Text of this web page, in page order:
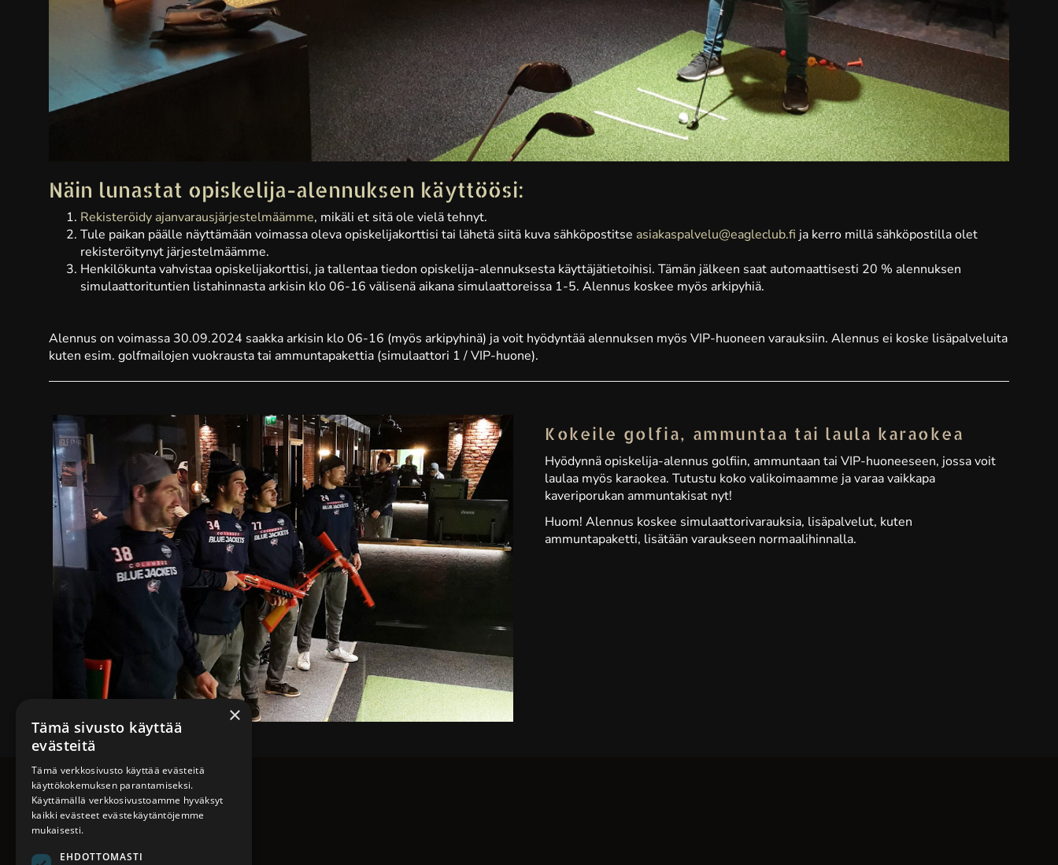
Näin lunastat opiskelija-alennuksen käyttöösi:
Rekisteröidy ajanvarausjärjestelmäämme, mikäli et sitä ole vielä tehnyt.
Tule paikan päälle näyttämään voimassa oleva opiskelijakorttisi tai lähetä siitä kuva sähköpostitse asiakaspalvelu@eagleclub.fi ja kerro millä sähköpostilla olet
rekisteröitynyt järjestelmäämme.
Henkilökunta vahvistaa opiskelijakorttisi, ja tallentaa tiedon opiskelija-alennuksesta käyttäjätietoihisi. Tämän jälkeen saat automaattisesti 20 % alennuksen
simulaattorituntien listahinnasta arkisin klo 06-16 välisenä aikana simulaattoreissa 1-5. Alennus koskee myös arkipyhiä.
Alennus on voimassa 30.09.2024 saakka arkisin klo 06-16 (myös arkipyhinä) ja voit hyödyntää alennuksen myös VIP-huoneen varauksiin. Alennus ei koske lisäpalveluita
kuten esim. golfmailojen vuokrausta tai ammuntapakettia (simulaattori 1 / VIP-huone).
Kokeile golfia, ammuntaa tai laula karaokea
Hyödynnä opiskelija-alennus golfiin, ammuntaan tai VIP-huoneeseen, jossa voit
laulaa myös karaokea. Tutustu koko valikoimaamme ja varaa vaikkapa
kaveriporukan ammuntakisat nyt!
Huom! Alennus koskee simulaattorivarauksia, lisäpalvelut, kuten
ammuntapaketti, lisätään varaukseen normaalihinnalla.
×
Tämä sivusto käyttää
evästeitä
Tämä verkkosivusto käyttää evästeitä
käyttökokemuksen parantamiseksi.
Käyttämällä verkkosivustoamme hyväksyt
kaikki evästeet evästekäytäntöjemme
mukaisesti.
EHDOTTOMASTI